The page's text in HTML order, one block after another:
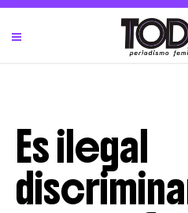
Es ilegal